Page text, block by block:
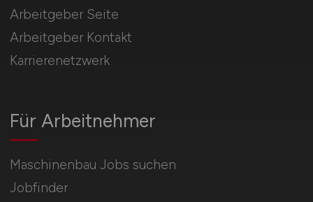
Für Arbeitnehmer
Maschinenbau Jobs suchen
Jobfinder
Arbeitgeber Seite
Arbeitgeber Kontakt
Karrierenetzwerk